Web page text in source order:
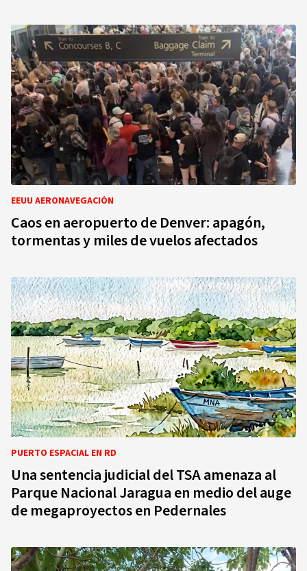
EEUU AERONAVEGACIÓN
Caos en aeropuerto de Denver: apagón,
tormentas y miles de vuelos afectados
PUERTO ESPACIAL EN RD
Una sentencia judicial del TSA amenaza al
Parque Nacional Jaragua en medio del auge
de megaproyectos en Pedernales